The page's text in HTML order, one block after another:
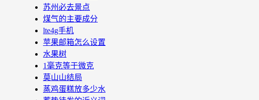
苏州必去景点
煤气的主要成分
lte4g手机
苹果邮箱怎么设置
水果树
1毫克等于微克
莫山山结局
蒸鸡蛋糕放多少水